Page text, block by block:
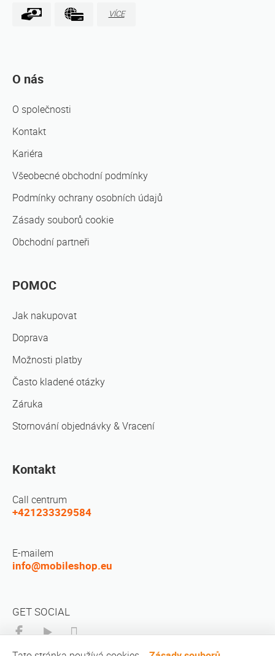
VÍCE
O nás
O společnosti
Kontakt
Kariéra
Všeobecné obchodní podmínky
Podmínky ochrany osobních údajů
Zásady souborů cookie
Obchodní partneři
POMOC
Jak nakupovat
Doprava
Možnosti platby
Často kladené otázky
Záruka
Stornování objednávky & Vracení
Kontakt
Call centrum
+421233329584
E-mailem
info@mobileshop.eu
GET SOCIAL